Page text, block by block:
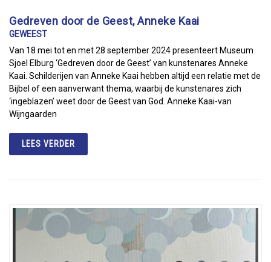
Gedreven door de Geest, Anneke Kaai
GEWEEST
Van 18 mei tot en met 28 september 2024 presenteert Museum
Sjoel Elburg ‘Gedreven door de Geest’ van kunstenares Anneke
Kaai. Schilderijen van Anneke Kaai hebben altijd een relatie met de
Bijbel of een aanverwant thema, waarbij de kunstenares zich
‘ingeblazen’ weet door de Geest van God. Anneke Kaai-van
Wijngaarden
LEES VERDER